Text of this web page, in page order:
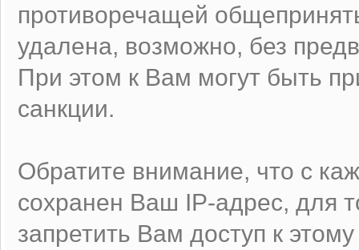
противоречащей
удалена, возможно, без
При этом к Вам могут быть
санкции.
Обратите внимание, что с
сохранен Ваш IP-адрес, для
запретить Вам доступ к